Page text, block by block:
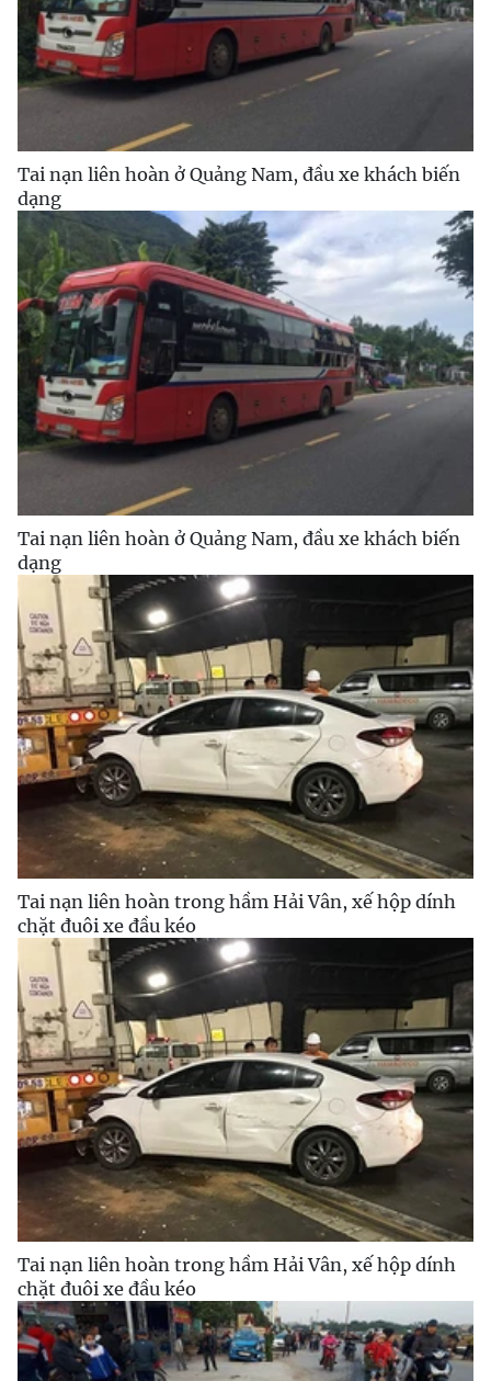
Tai nạn liên hoàn ở Quảng Nam, đầu xe khách biến
dạng
Tai nạn liên hoàn ở Quảng Nam, đầu xe khách biến
dạng
Tai nạn liên hoàn trong hầm Hải Vân, xế hộp dính
chặt đuôi xe đầu kéo
Tai nạn liên hoàn trong hầm Hải Vân, xế hộp dính
chặt đuôi xe đầu kéo